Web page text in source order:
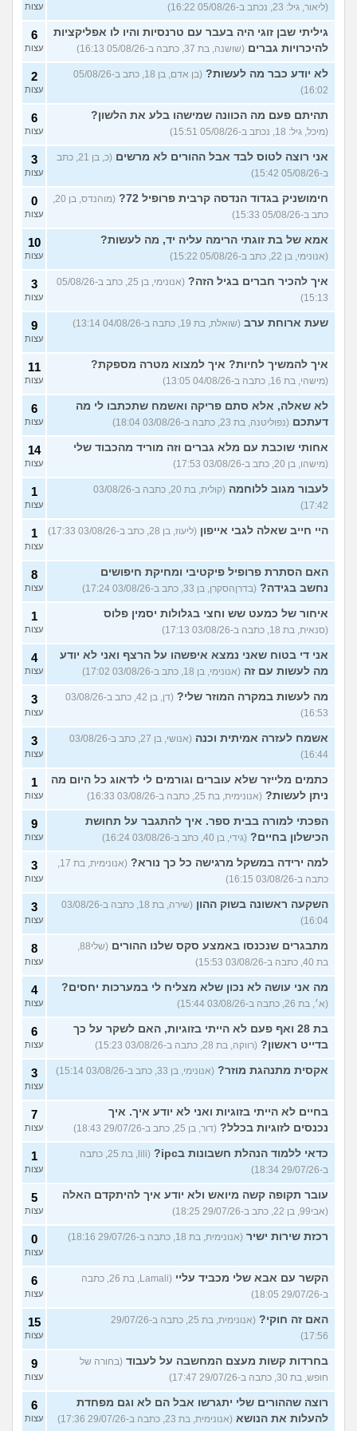
הבת שלי מדוכדכת שאני ואביה
מבוגרים... איך מתמודדים? (.,
בת 45)
עצות
יש לי אפוטרופוס ואני לא מבין
למה
(זורו, בן 40)
5
עצות
לא יודע מה לעשות יותר עם
המשפחה שלי (יורם, בן 23) עצות
בן 10 לא רוצה שאנחנו ההורים
נהיה נוכחים במסיבת סיום של
הכיתה
(גורי, בן 42)
9
עצות
הטוב להשאר בבגד לאורך זמן
???
(מתלמדת, בת 50)
7
עצות
איך לומר להורים שאני רוצה
להיות חילוני?
(אהרן, בן 17)
9
עצות
עוד שאלות חדשות במדור
(ליאור, גיל: 23, נכתב ב-05/08/26 16:22) עצות
גיליתי שבן זוגי היה בעבר עם טרנסיות והיו לו אפליקציות
להיכרויות גברים (שושנה, בת 37, כתבה ב-05/08/26 16:13)
6
עצות
לא יודע כבר מה לעשות?
(בן אדם, בן 18, כתב ב-05/08/26
16:02)
2
עצות
תהיתם פעם מה הכוונה שמישהו בלע את הלשון?
(מיכל, גיל: 18, נכתב ב-05/08/26 15:51)
6
עצות
אני רוצה לטוס לבד אבל ההורים לא מרשים
(כ, בן 21, כתב
ב-05/08/26 15:42)
3
עצות
חימושניק בגדוד הנדסה קרבית פרופיל 72?
כתב ב-05/08/26 15:33)
0
עצות
אמא של בת זוגתי הרימה עליה יד, מה לעשות?
(אנונימי, בן 22, כתב ב-05/08/26 15:22)
10
עצות
איך להכיר חברים בגיל הזה?
(אנונימי, בן 25, כתב ב-05/08/26
15:13)
3
עצות
שעת ארוחת ערב (שואלת, בת 19, כתבה ב-04/08/26 13:14) 9
עצות
איך להמשיך לחיות? איך למצוא מטרה מספקת?
(מישהי, בת 16, כתבה ב-04/08/26 13:05)
11
עצות
לא שאלה, אלא סתם פריקה ואשמח שתכתבו לי מה
דעתכם (נפוליטנה, בת 23, כתבה ב-03/08/26 18:04)
6
עצות
אחותי שוכבת עם מלא גברים וזה מוריד מהכבוד שלי
(מישהו, בן 20, כתב ב-03/08/26 17:53)
14
עצות
לעבור מגוב ללוחמה
(קולית, בת 20, כתבה ב-03/08/26
17:42)
1
עצות
היי חייב שאלה לגבי אייפון (ליעוז, בן 28, כתב ב-03/08/26 17:33) 1
עצות
האם הסתרת פרופיל פיקטיבי ומחיקת חיפושים
נחשב בגידה? (בדרןהסקרן, בן 33, כתב ב-03/08/26 17:24)
8
עצות
איחור של כמעט שש וחצי בגלולות יסמין פלוס
(סנאית, בת 18, כתבה ב-03/08/26 17:13)
1
עצות
אני די בטוח שאני נמצא איפשהו על הרצף ואני לא יודע
מה לעשות עם זה (אנונימי, בן 18, כתב ב-03/08/26 17:02)
4
עצות
מה לעשות במקרה המוזר שלי?
(דן, בן 42, כתב ב-03/08/26
16:53)
3
עצות
אשמח לעזרה אמיתית וכנה
(אנושי, בן 27, כתב ב-03/08/26
16:44)
3
עצות
כתמים מלייזר שלא עוברים וגורמים לי לדאוג כל היום מה
ניתן לעשות? (אנונימית, בת 25, כתבה ב-03/08/26 16:33)
1
עצות
הפכתי למורה בבית ספר. איך להתגבר על תחושת
הכישלון בחיים? (גידי, בן 40, כתב ב-03/08/26 16:24)
9
עצות
למה ירידה במשקל מרגישה כל כך נורא?
כתבה ב-03/08/26 16:15)
3
עצות
השקעה ראשונה בשוק ההון
(שירה, בת 18, כתבה ב-03/08/26
16:04)
3
עצות
מתבגרים שנכנסו באמצע סקס שלנו ההורים
בת 40, כתבה ב-03/08/26 15:53)
8
עצות
מה אני עושה לא נכון שלא מצליח לי במערכות יחסים?
(א׳, בת 26, כתבה ב-03/08/26 15:44)
4
עצות
בת 28 ואף פעם לא הייתי בזוגיות, האם לשקר על כך
בדייט ראשון? (רווקה, בת 28, כתבה ב-03/08/26 15:23)
6
עצות
אקסית מתנהגת מוזר? (אנונימי, בן 33, כתב ב-03/08/26 15:14) 3
עצות
בחיים לא הייתי בזוגיות ואני לא יודע איך. איך
נכנסים לזוגיות בכלל? (דור, בן 25, כתב ב-29/07/26 18:43)
7
עצות
כדאי ללמוד הנהלת חשבונות בipc?
(lili, בת 25, כתבה
ב-29/07/26 18:34)
1
עצות
עובר תקופה קשה מיואש ולא יודע איך להיתקדם האלה
(אבי99, בן 22, כתב ב-29/07/26 18:25)
5
עצות
רכזת שירות ישיר (אנונימית, בת 18, כתבה ב-29/07/26 18:16) 0
עצות
הקשר עם אבא שלי מכביד עליי
(Lamali, בת 26, כתבה
ב-29/07/26 18:05)
6
עצות
האם זה חוקי?
(אנונימית, בת 25, כתבה ב-29/07/26
17:56)
15
עצות
בחרדות קשות מעצם המחשבה על לעבוד (בחורה של
חופש, בת 30, כתבה ב-29/07/26 17:47)
9
עצות
רוצה שההורים שלי יתגרשו אבל הם לא וגם מפחדת
להעלות את הנושא (אנונימית, בת 23, כתבה ב-29/07/26 17:36)
6
עצות